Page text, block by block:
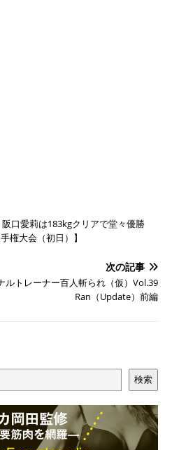
口愛莉は183kgクリアで堂々優勝
権大会（初日）】
次の記事
ルトレーナー百人斬られ（仮）Vol.39
Ran（Update）前編
検索